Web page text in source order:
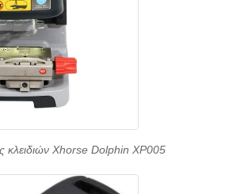
Xhorse Dolphin XP005